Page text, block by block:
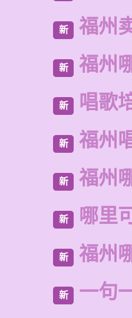
新 福州
新 福州
新 唱歌
新 福州
新 福州
新 哪里
新 福州
新 一句